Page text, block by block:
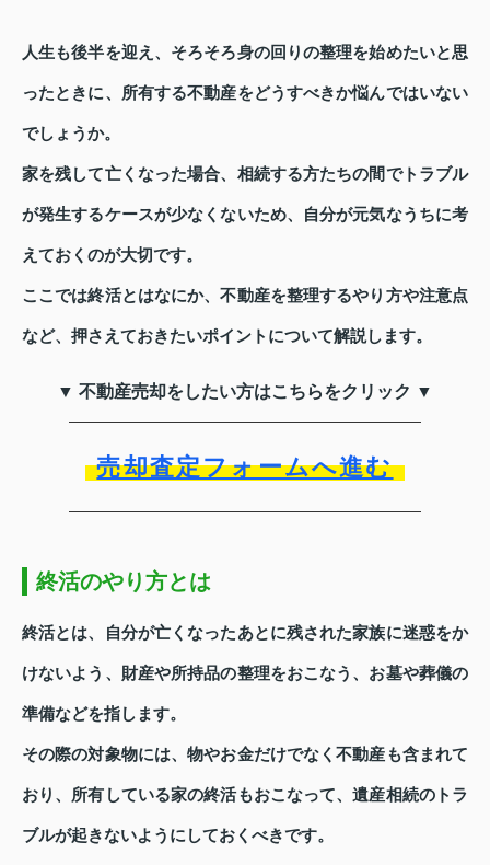
人生も後半を迎え、そろそろ身の回りの整理を始めたいと思
ったときに、所有する不動産をどうすべきか悩んではいない
でしょうか。
家を残して亡くなった場合、相続する方たちの間でトラブル
が発生するケースが少なくないため、自分が元気なうちに考
えておくのが大切です。
ここでは終活とはなにか、不動産を整理するやり方や注意点
など、押さえておきたいポイントについて解説します。
▼ 不動産売却をしたい方はこちらをクリック ▼
売却査定フォームへ進む
終活のやり方とは
終活とは、自分が亡くなったあとに残された家族に迷惑をか
けないよう、財産や所持品の整理をおこなう、お墓や葬儀の
準備などを指します。
その際の対象物には、物やお金だけでなく不動産も含まれて
おり、所有している家の終活もおこなって、遺産相続のトラ
ブルが起きないようにしておくべきです。